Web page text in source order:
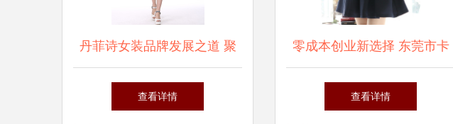
丹菲诗女装品牌发展之道 聚
集招商加盟与代理合作新机遇
查看详情
零成本创业新选择 东莞市卡
迪菲尔女装代理项目全景解析
查看详情